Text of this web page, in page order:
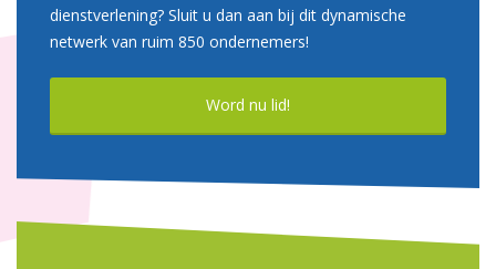
dienstverlening? Sluit u dan aan bij dit dynamische
netwerk van ruim 850 ondernemers!
Word nu lid!